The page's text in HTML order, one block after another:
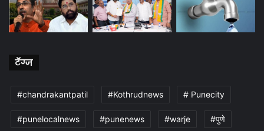
टॅग्ज
#chandrakantpatil #Kothrudnews # Punecity
#punelocalnews #punenews #warje #पुणे